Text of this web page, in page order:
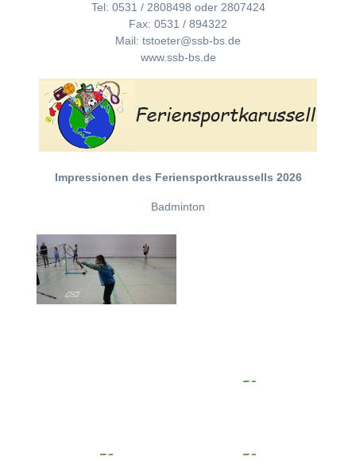
Tel: 0531 / 2808498 oder 2807424
Fax: 0531 / 894322
Mail: tstoeter@ssb-bs.de
www.ssb-bs.de
Impressionen des Feriensportkraussells 2026
Badminton